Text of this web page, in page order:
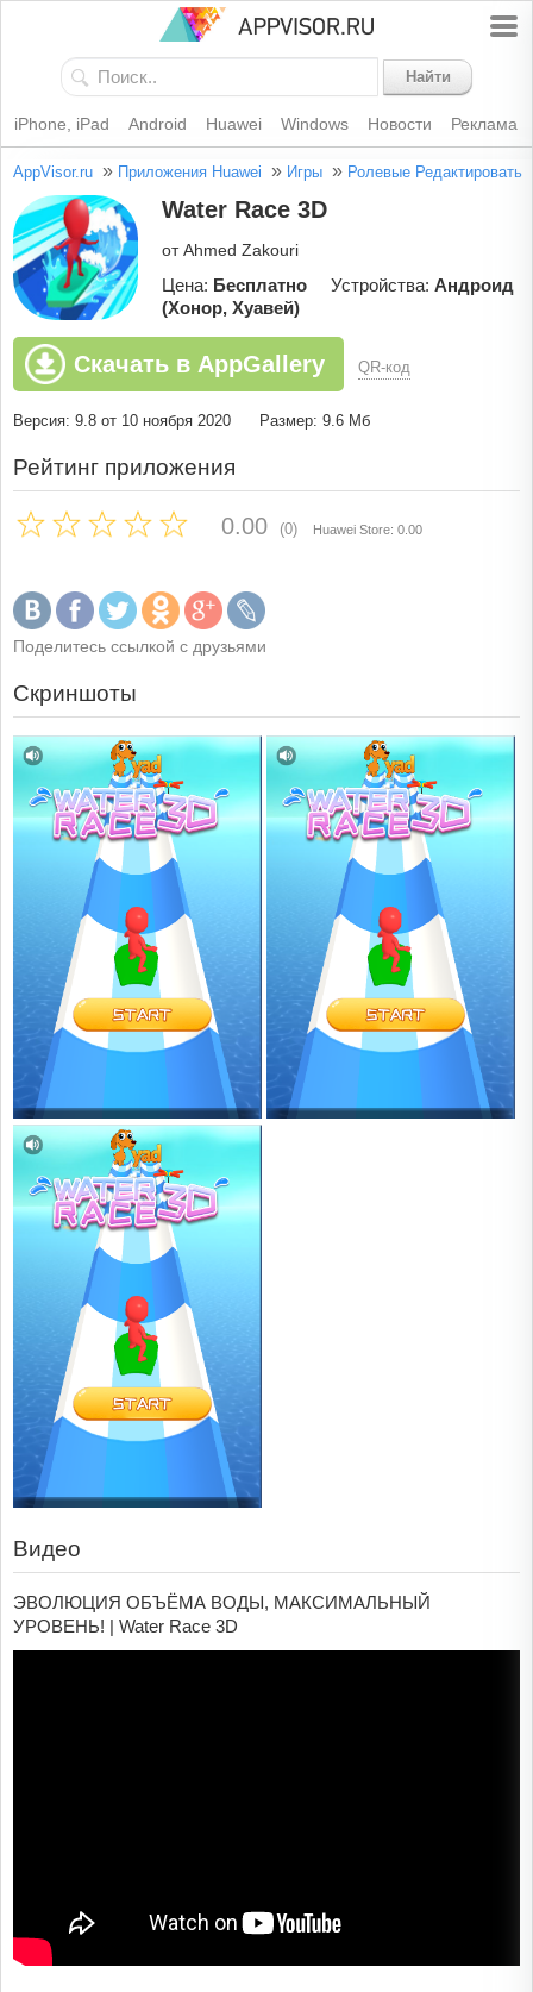
Найти
iPhone, iPad Android Huawei Windows Новости Реклама
AppVisor.ru » Приложения Huawei » Игры » Ролевые Редактировать
Water Race 3D
от Ahmed Zakouri
Цена: Бесплатно Устройства: Андроид
(Хонор, Хуавей)
Скачать в AppGallery QR-код
Версия: 9.8 от 10 ноября 2020 Размер: 9.6 Мб
Рейтинг приложения
0.00 (0) Huawei Store: 0.00
Поделитесь ссылкой с друзьями
Скриншоты
Видео
ЭВОЛЮЦИЯ ОБЪЁМА ВОДЫ, МАКСИМАЛЬНЫЙ
УРОВЕНЬ! | Water Race 3D